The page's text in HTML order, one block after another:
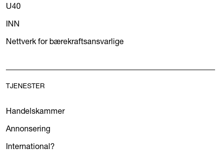
U40
INN
Nettverk for bærekraftsansvarlige
TJENESTER
Handelskammer
Annonsering
International?